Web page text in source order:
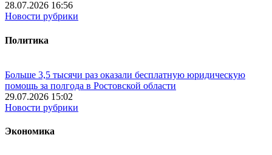
28.07.2026 16:56
Новости рубрики
Политика
Больше 3,5 тысячи раз оказали бесплатную юридическую
помощь за полгода в Ростовской области
29.07.2026 15:02
Новости рубрики
Экономика